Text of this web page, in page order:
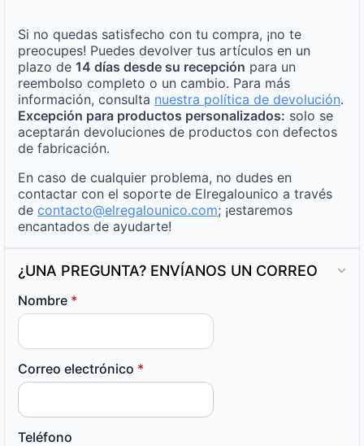
Si no quedas satisfecho con tu compra, ¡no te
preocupes! Puedes devolver tus artículos en un
plazo de 14 días desde su recepción para un
reembolso completo o un cambio. Para más
información, consulta nuestra política de devolución.
Excepción para productos personalizados: solo se
aceptarán devoluciones de productos con defectos
de fabricación.
En caso de cualquier problema, no dudes en
contactar con el soporte de Elregalounico a través
de contacto@elregalounico.com; ¡estaremos
encantados de ayudarte!
¿UNA PREGUNTA? ENVÍANOS UN CORREO
Nombre *
Correo electrónico *
Teléfono